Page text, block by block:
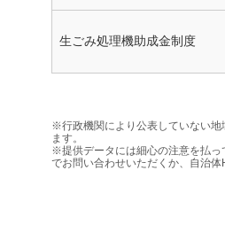
生ごみ処理機助成金制度
※行政機関により公表していない地
ます。
※提供データには細心の注意を払っ
でお問い合わせいただくか、自治体